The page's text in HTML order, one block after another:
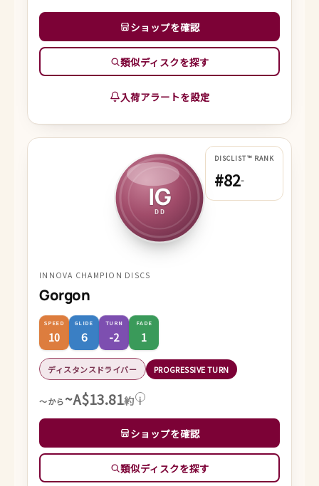
ショップを確認
類似ディスクを探す
入荷アラートを設定
IG
DD
DISCLIST™ RANK
#82-
INNOVA CHAMPION DISCS
Gorgon
SPEED
10
GLIDE
6
TURN
-2
FADE
1
ディスタンスドライバー PROGRESSIVE TURN
～から~A$13.81約 i
ショップを確認
類似ディスクを探す